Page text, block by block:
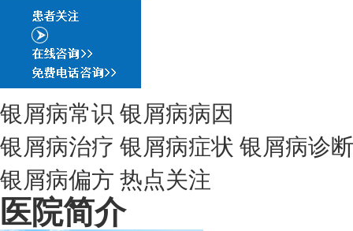
银屑病常识 银屑病病因
银屑病治疗 银屑病症状 银屑病诊断
银屑病偏方 热点关注
医院简介